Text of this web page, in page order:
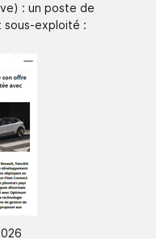
: un poste de
sous-exploité :